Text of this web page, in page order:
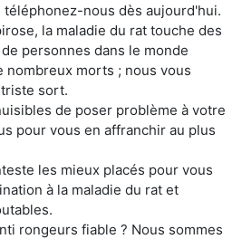
nous dès aujourd'hui.
la maladie du rat touche des
personnes dans le monde
nombreux morts ; nous vous
sort.
de poser problème à votre
pour vous en affranchir au plus
les mieux placés pour vous
à la maladie du rat et
rongeurs fiable ? Nous sommes